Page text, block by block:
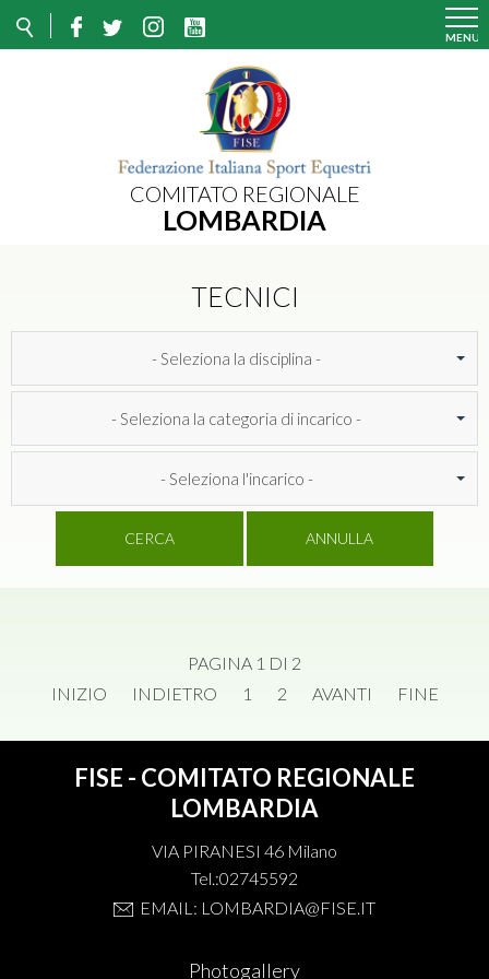
COMITATO REGIONALE
LOMBARDIA
TECNICI
- Seleziona la disciplina -
- Seleziona la categoria di incarico -
- Seleziona l'incarico -
CERCA ANNULLA
PAGINA 1 DI 2
INIZIO
INDIETRO 1 2 AVANTI FINE
FISE - COMITATO REGIONALE
LOMBARDIA
VIA PIRANESI 46 Milano
Tel.:02745592
EMAIL: LOMBARDIA@FISE.IT
Photogallery